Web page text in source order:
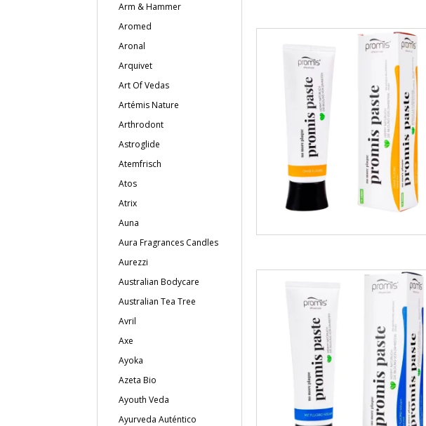
Arm & Hammer
Aromed
Aronal
Arquivet
Art Of Vedas
Artémis Nature
Arthrodont
Astroglide
Atemfrisch
Atos
Atrix
Auna
Aura Fragrances Candles
Aurezzi
Australian Bodycare
Australian Tea Tree
Avril
Axe
Ayoka
Azeta Bio
Ayouth Veda
Ayurveda Auténtico